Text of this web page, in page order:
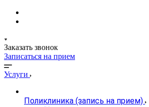
Заказать звонок
Записаться на прием
Услуги
Поликлиника (запись на прием)